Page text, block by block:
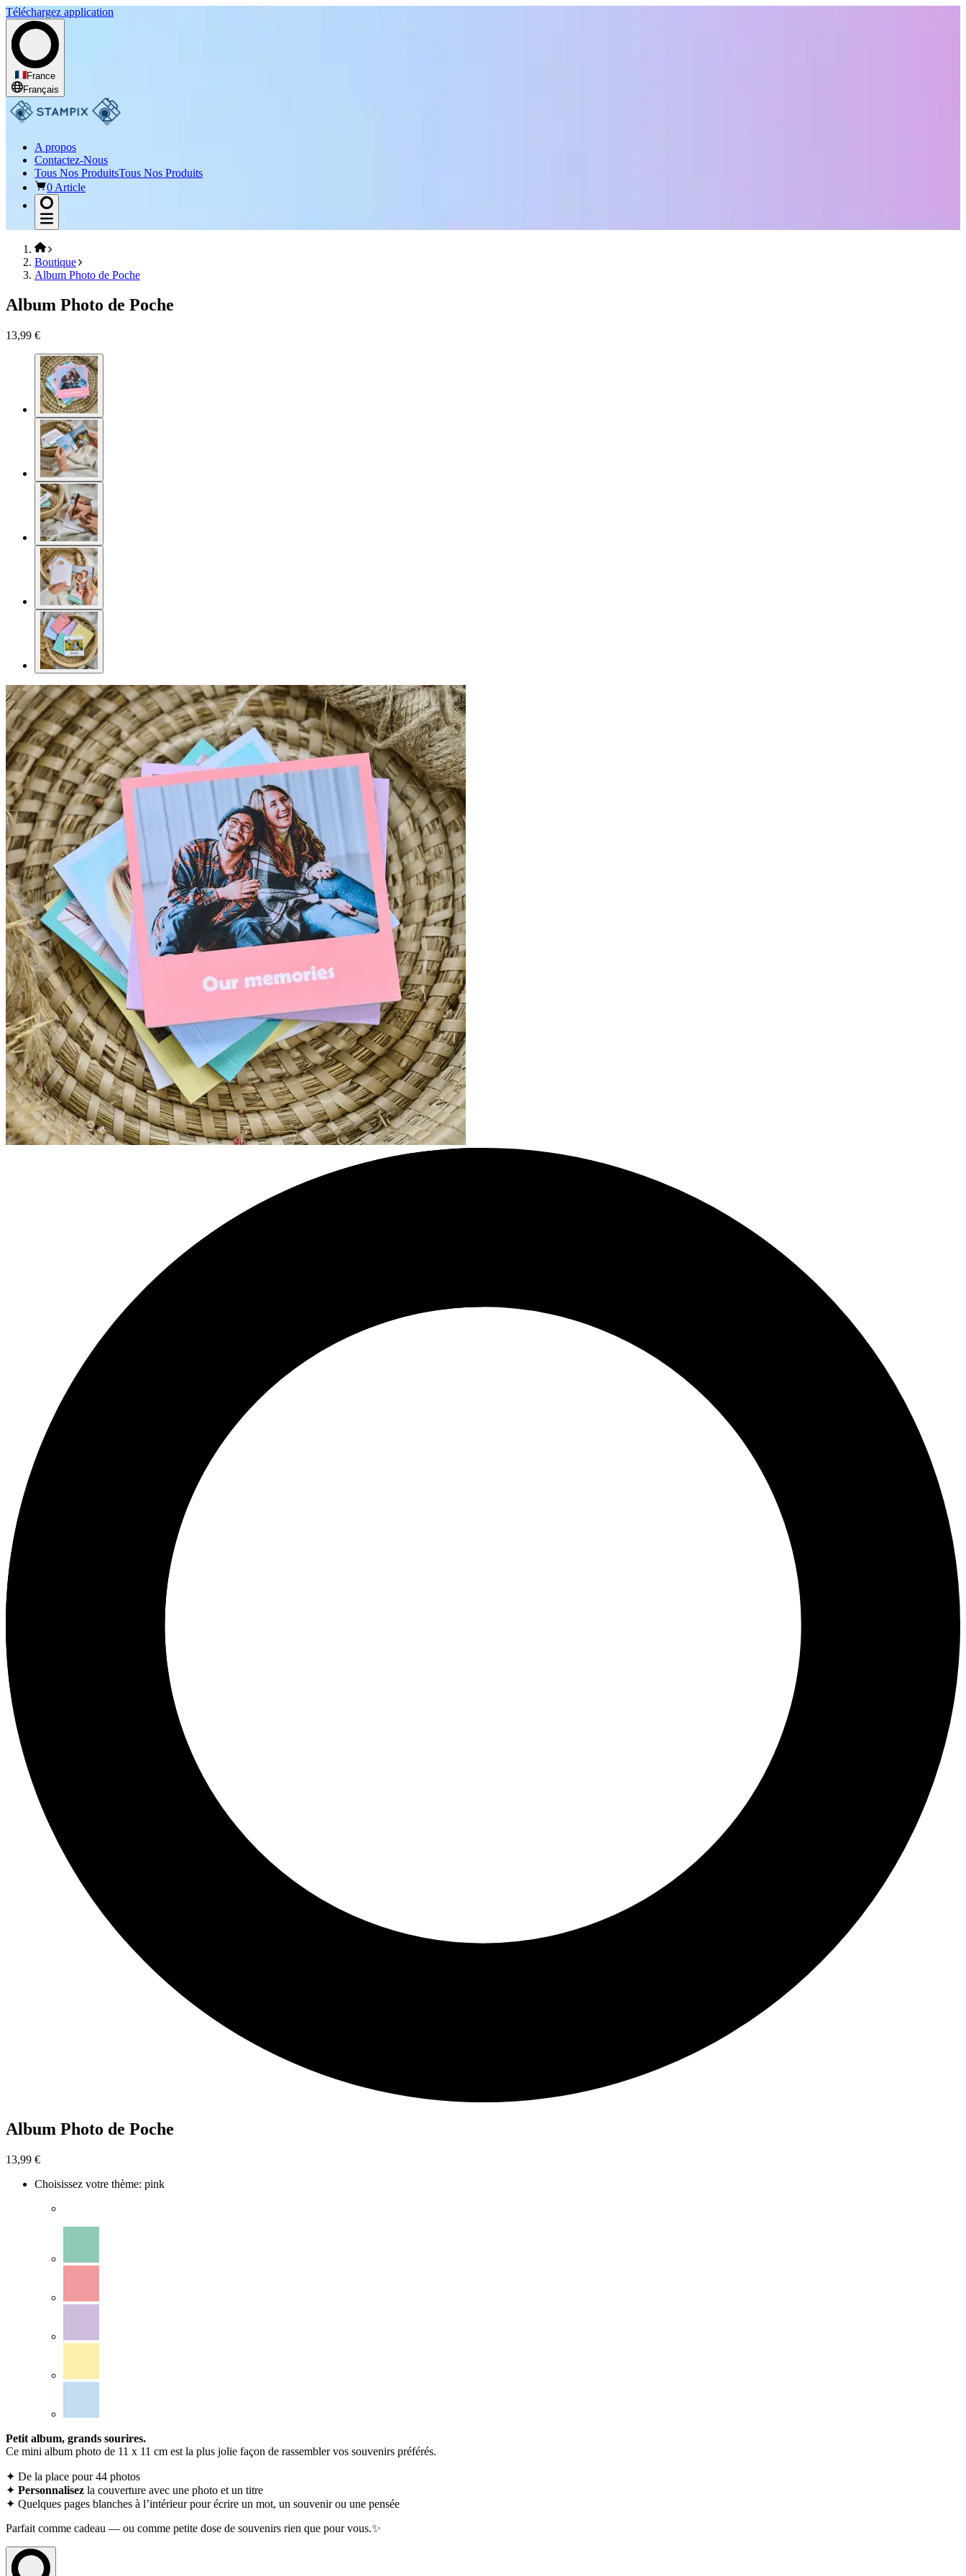
Téléchargez application
France
Français
A propos
Contactez-Nous
Tous Nos ProduitsTous Nos Produits
0 Article
Boutique
Album Photo de Poche
Album Photo de Poche
13,99 €
Album Photo de Poche
13,99 €
Choisissez votre thème: pink
Petit album, grands sourires.
Ce mini album photo de 11 x 11 cm est la plus jolie façon de rassembler vos souvenirs préférés.
✦ De la place pour 44 photos
✦ Personnalisez la couverture avec une photo et un titre
✦ Quelques pages blanches à l’intérieur pour écrire un mot, un souvenir ou une pensée
Parfait comme cadeau — ou comme petite dose de souvenirs rien que pour vous.✨